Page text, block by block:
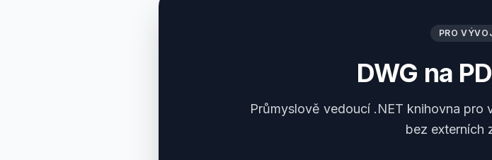
PRO
DWG na
Průmyslově vedoucí .NET knihovna
bez externích